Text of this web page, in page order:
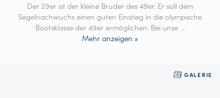
Der 29er ist der kleine Bruder des 49er. Er soll dem
Segelnachwuchs einen guten Einstieg in die olympische
Bootsklasse der 49er ermöglichen. Bei unse ...
Mehr anzeigen »
GALERIE